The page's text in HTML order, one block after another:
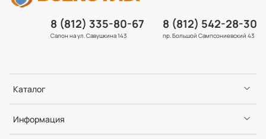
Каталог
Информация
8 (812) 335-80-67
Салон на ул. Савушкина 143
8 (812) 542-28-30
пр. Большой Сампсониевский 43